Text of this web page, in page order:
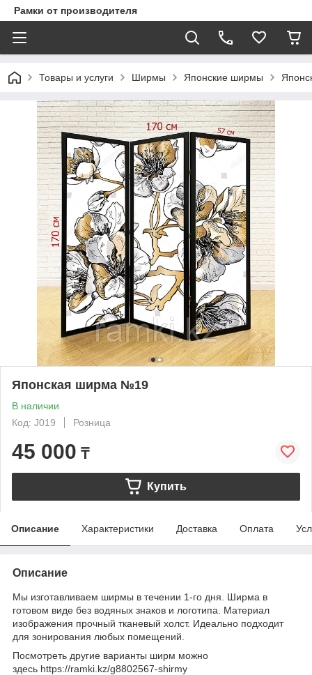
Рамки от производителя
Товары и услуги Ширмы Японские ширмы
Японская ширма №19
В наличии
Код: J019
Розница
45 000 ₸
Купить
Описание Характеристики Доставка Оплата
Описание
Мы изготавливаем ширмы в течении 1-го дня. Ширма в
готовом виде без водяных знаков и логотипа. Материал
изображения прочный тканевый холст. Идеально подходит
для зонирования любых помещений.
Посмотреть другие варианты ширм можно
здесь https://ramki.kz/g8802567-shirmy